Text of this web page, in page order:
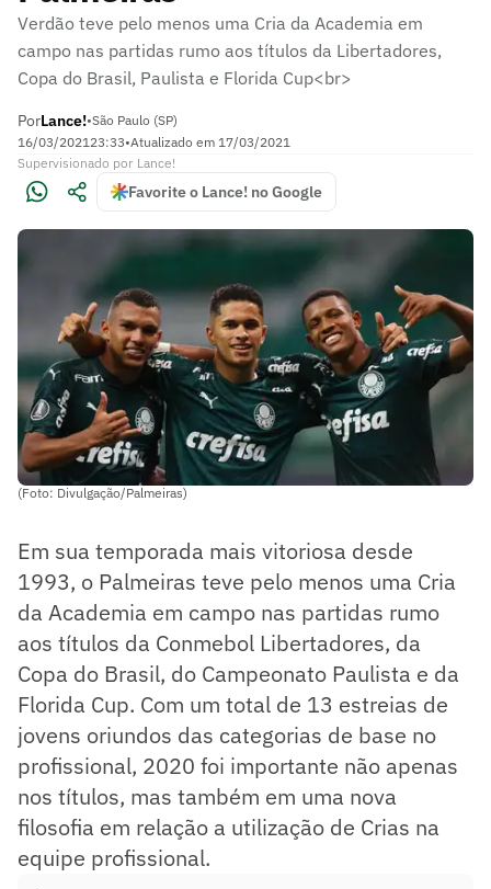
Verdão teve pelo menos uma Cria da Academia em
campo nas partidas rumo aos títulos da Libertadores,
Copa do Brasil, Paulista e Florida Cup<br>
PorLance!•São Paulo (SP)
16/03/202123:33•Atualizado em 17/03/2021
Supervisionado por Lance!
Favorite o Lance! no Google
(Foto: Divulgação/Palmeiras)
Em sua temporada mais vitoriosa desde
1993, o Palmeiras teve pelo menos uma Cria
da Academia em campo nas partidas rumo
aos títulos da Conmebol Libertadores, da
Copa do Brasil, do Campeonato Paulista e da
Florida Cup. Com um total de 13 estreias de
jovens oriundos das categorias de base no
profissional, 2020 foi importante não apenas
nos títulos, mas também em uma nova
filosofia em relação a utilização de Crias na
equipe profissional.